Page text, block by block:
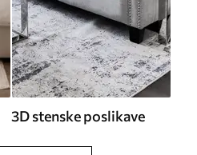
3D stenske poslikave